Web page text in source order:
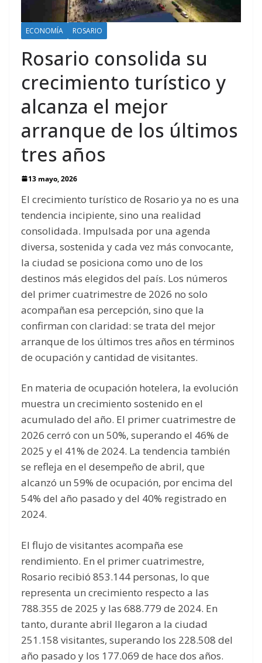
ECONOMÍA ROSARIO
Rosario consolida su
crecimiento turístico y
alcanza el mejor
arranque de los últimos
tres años
13 mayo, 2026
El crecimiento turístico de Rosario ya no es una
tendencia incipiente, sino una realidad
consolidada. Impulsada por una agenda
diversa, sostenida y cada vez más convocante,
la ciudad se posiciona como uno de los
destinos más elegidos del país. Los números
del primer cuatrimestre de 2026 no solo
acompañan esa percepción, sino que la
confirman con claridad: se trata del mejor
arranque de los últimos tres años en términos
de ocupación y cantidad de visitantes.
En materia de ocupación hotelera, la evolución
muestra un crecimiento sostenido en el
acumulado del año. El primer cuatrimestre de
2026 cerró con un 50%, superando el 46% de
2025 y el 41% de 2024. La tendencia también
se refleja en el desempeño de abril, que
alcanzó un 59% de ocupación, por encima del
54% del año pasado y del 40% registrado en
2024.
El flujo de visitantes acompaña ese
rendimiento. En el primer cuatrimestre,
Rosario recibió 853.144 personas, lo que
representa un crecimiento respecto a las
788.355 de 2025 y las 688.779 de 2024. En
tanto, durante abril llegaron a la ciudad
251.158 visitantes, superando los 228.508 del
año pasado y los 177.069 de hace dos años.